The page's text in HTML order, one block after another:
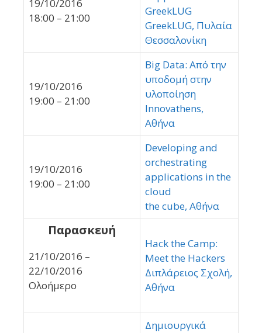
19/10/2016
18:00 – 21:00
GreekLUG
GreekLUG, Πυλαία
Θεσσαλονίκη
19/10/2016
19:00 – 21:00
Big Data: Από την
υποδομή στην
υλοποίηση
Innovathens,
Αθήνα
19/10/2016
19:00 – 21:00
Developing and
orchestrating
applications in the
cloud
the cube, Αθήνα
Παρασκευή
21/10/2016 –
22/10/2016
Ολοήμερο
Hack the Camp:
Meet the Hackers
Διπλάρειος Σχολή,
Αθήνα
Δημιουργικά